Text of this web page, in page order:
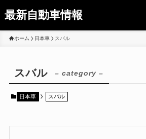
最新自動車情報
ホーム 日本車 スバル
スバル – category –
日本車 スバル